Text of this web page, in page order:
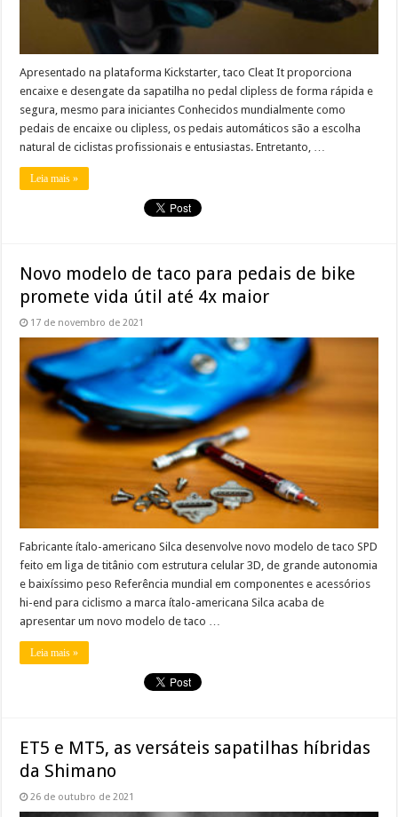
Apresentado na plataforma Kickstarter, taco Cleat It proporciona
encaixe e desengate da sapatilha no pedal clipless de forma rápida e
segura, mesmo para iniciantes Conhecidos mundialmente como
pedais de encaixe ou clipless, os pedais automáticos são a escolha
natural de ciclistas profissionais e entusiastas. Entretanto, …
Leia mais »
Novo modelo de taco para pedais de bike
promete vida útil até 4x maior
17 de novembro de 2021
Fabricante ítalo-americano Silca desenvolve novo modelo de taco SPD
feito em liga de titânio com estrutura celular 3D, de grande autonomia
e baixíssimo peso Referência mundial em componentes e acessórios
hi-end para ciclismo a marca ítalo-americana Silca acaba de
apresentar um novo modelo de taco …
Leia mais »
ET5 e MT5, as versáteis sapatilhas híbridas
da Shimano
26 de outubro de 2021